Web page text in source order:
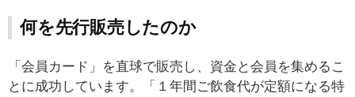
何を先行販売したのか
「会員カード」を直球で販売し、資金と会員を集めるこ
とに成功しています。「１年間ご飲食代が定額になる特